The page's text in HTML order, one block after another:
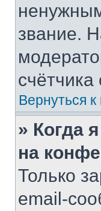
звание.
Вернуться к
» Когда
на
Только
email-